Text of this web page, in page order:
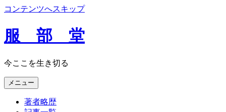
コンテンツへスキップ
服 部 堂
今ここを生き切る
メニュー
著者略歴